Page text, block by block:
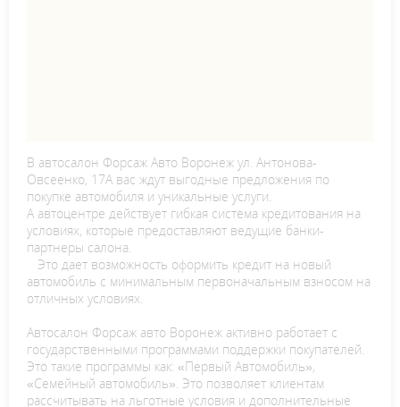
В автосалон Форсаж Авто Воронеж ул. Антонова-
Овсеенко, 17А вас ждут выгодные предложения по
покупке автомобиля и уникальные услуги.
А автоцентре действует гибкая система кредитования на
условиях, которые предоставляют ведущие банки-
партнеры салона.
Это дает возможность оформить кредит на новый
автомобиль с минимальным первоначальным взносом на
отличных условиях.
Автосалон Форсаж авто Воронеж активно работает с
государственными программами поддержки покупателей.
Это такие программы как: «Первый Автомобиль»,
«Семейный автомобиль». Это позволяет клиентам
рассчитывать на льготные условия и дополнительные